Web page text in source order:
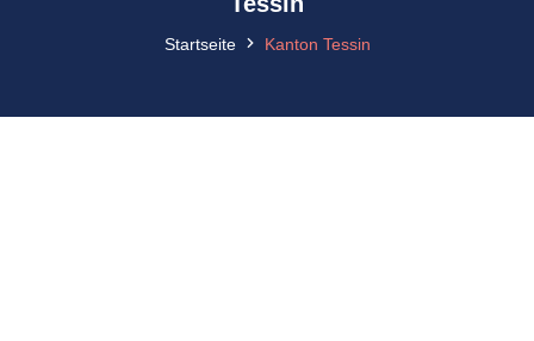
Startseite Kanton Tessin